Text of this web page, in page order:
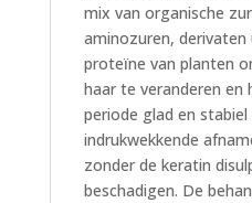
mix van organische
aminozuren, derivaten
proteïne van planten
haar te veranderen en
periode glad en
indrukwekkende
zonder de keratin
beschadigen. De